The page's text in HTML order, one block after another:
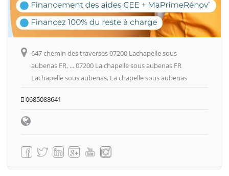
647 chemin des traverses 07200 Lachapelle sous
aubenas FR, ... 07200 La chapelle sous aubenas FR
Lachapelle sous aubenas, La chapelle sous aubenas
0685088641